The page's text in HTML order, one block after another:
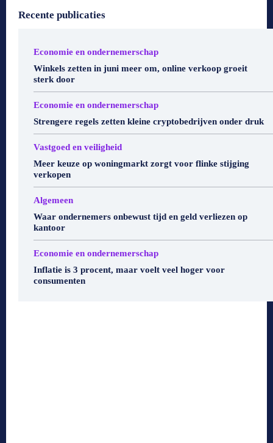
Recente publicaties
Economie en ondernemerschap
Winkels zetten in juni meer om, online verkoop groeit
sterk door
Economie en ondernemerschap
Strengere regels zetten kleine cryptobedrijven onder druk
Vastgoed en veiligheid
Meer keuze op woningmarkt zorgt voor flinke stijging
verkopen
Algemeen
Waar ondernemers onbewust tijd en geld verliezen op
kantoor
Economie en ondernemerschap
Inflatie is 3 procent, maar voelt veel hoger voor
consumenten